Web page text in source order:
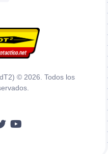
© 2026. Todos los